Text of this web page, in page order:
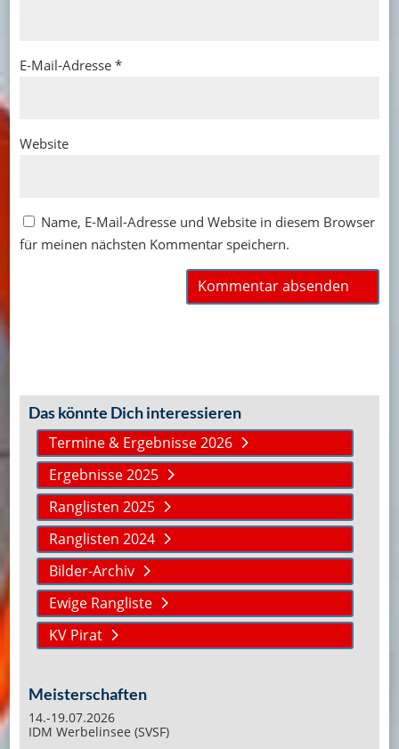
E-Mail-Adresse *
Website
Name, E-Mail-Adresse und Website in diesem Browser
für meinen nächsten Kommentar speichern.
Das könnte Dich interessieren
Termine & Ergebnisse 2026
Ergebnisse 2025
Ranglisten 2025
Ranglisten 2024
Bilder-Archiv
Ewige Rangliste
KV Pirat
Meisterschaften
14.-19.07.2026
IDM Werbelinsee (SVSF)